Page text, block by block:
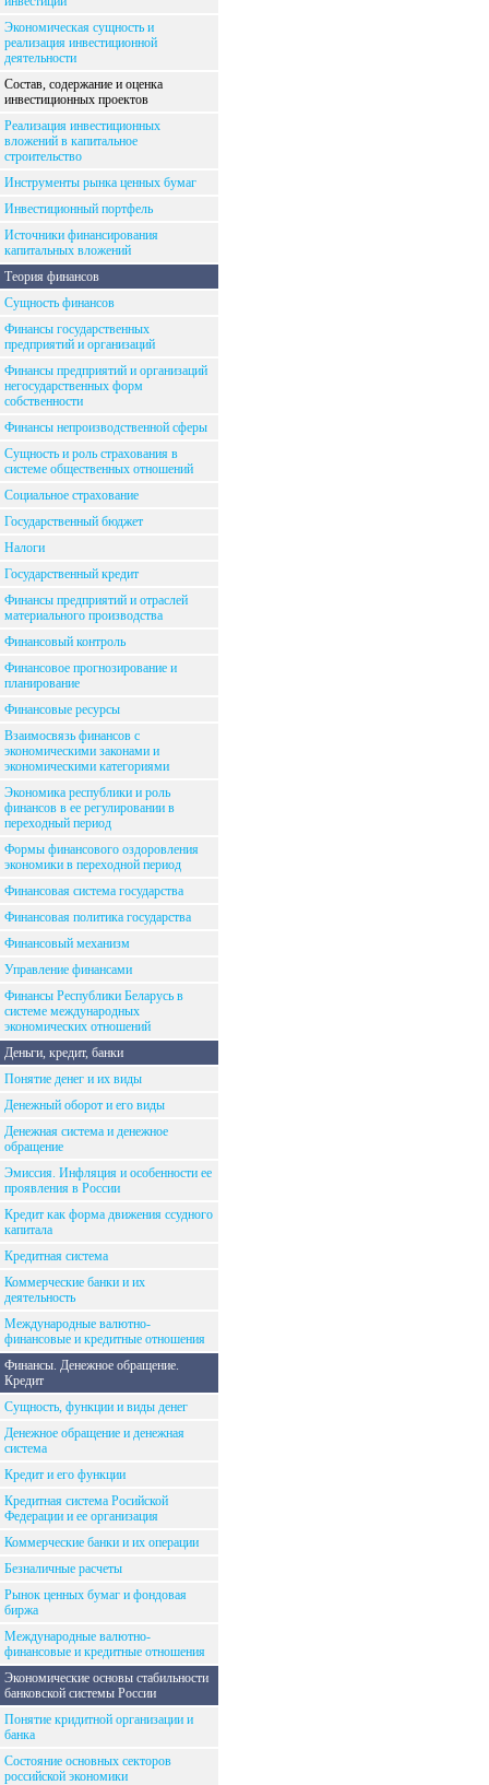
Экономическая сущность и
реализация инвестиционной
деятельности
Состав, содержание и оценка
инвестиционных проектов
Реализация инвестиционных
вложений в капитальное
строительство
Инструменты рынка ценных бумаг
Инвестиционный портфель
Источники финансирования
капитальных вложений
Теория финансов
Сущность финансов
Финансы государственных
предприятий и организаций
Финансы предприятий и организаций
негосударственных форм
собственности
Финансы непроизводственной сферы
Сущность и роль страхования в
системе общественных отношений
Социальное страхование
Государственный бюджет
Налоги
Государственный кредит
Финансы предприятий и отраслей
материального производства
Финансовый контроль
Финансовое прогнозирование и
планирование
Финансовые ресурсы
Взаимосвязь финансов с
экономическими законами и
экономическими категориями
Экономика республики и роль
финансов в ее регулировании в
переходный период
Формы финансового оздоровления
экономики в переходной период
Финансовая система государства
Финансовая политика государства
Финансовый механизм
Управление финансами
Финансы Республики Беларусь в
системе международных
экономических отношений
Деньги, кредит, банки
Понятие денег и их виды
Денежный оборот и его виды
Денежная система и денежное
обращение
Эмиссия. Инфляция и особенности ее
проявления в России
Кредит как форма движения ссудного
капитала
Кредитная система
Коммерческие банки и их
деятельность
Международные валютно-
финансовые и кредитные отношения
Финансы. Денежное обращение.
Кредит
Сущность, функции и виды денег
Денежное обращение и денежная
система
Кредит и его функции
Кредитная система Росийской
Федерации и ее организация
Коммерческие банки и их операции
Безналичные расчеты
Рынок ценных бумаг и фондовая
биржа
Международные валютно-
финансовые и кредитные отношения
Экономические основы стабильности
банковской системы России
Понятие кридитной организации и
банка
Состояние основных секторов
российской экономики